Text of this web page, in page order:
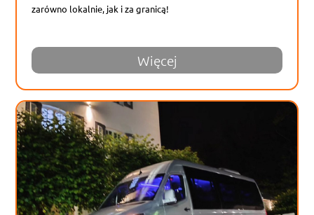
zarówno lokalnie, jak i za granicą!
Więcej